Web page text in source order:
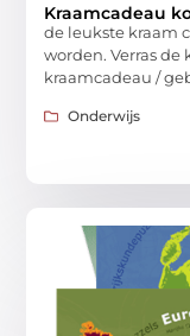
Kraamcadeau
de leukste kraam
worden. Verras
kraamcadeau /
Onderwijs